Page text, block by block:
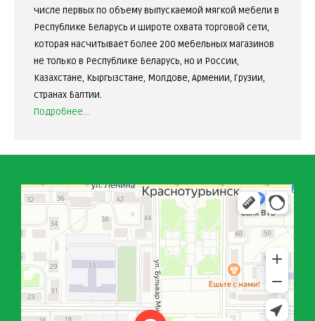
числе первых по объему выпускаемой мягкой мебели в
Республике Беларусь и широте охвата торговой сети,
которая насчитывает более 200 мебельных магазинов
не только в Республике Беларусь, но и России,
Казахстане, Кыргызстане, Молдове, Армении, Грузии,
странах Балтии.
Подробнее...
БелМебель
Магазин мебели в Краснотурьинске
Мебель для спальни в Краснотурьинске